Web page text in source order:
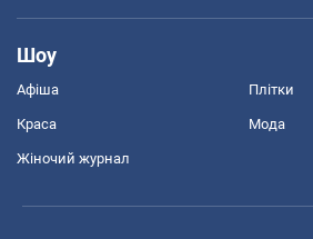
Шоу
Афіша Плітки
Краса Мода
Жіночий журнал